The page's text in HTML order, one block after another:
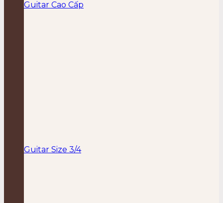
Guitar Cao Cấp
Guitar Size 3/4